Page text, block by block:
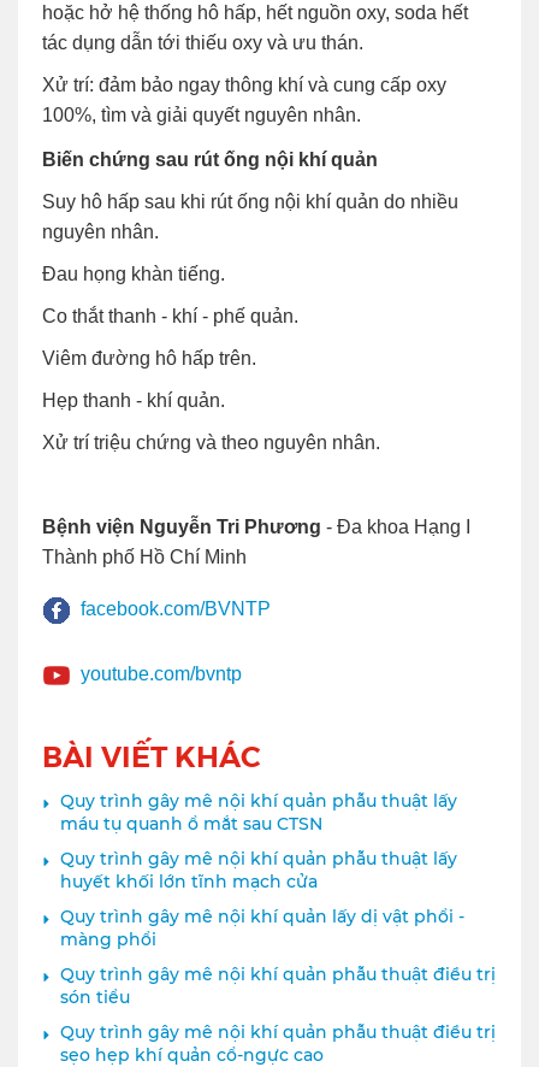
hoặc hở hệ thống hô hấp, hết nguồn oxy, soda hết
tác dụng dẫn tới thiếu oxy và ưu thán.
Xử trí: đảm bảo ngay thông khí và cung cấp oxy
100%, tìm và giải quyết nguyên nhân.
Biến chứng sau rút ống nội khí quản
Suy hô hấp sau khi rút ống nội khí quản do nhiều
nguyên nhân.
Đau họng khàn tiếng.
Co thắt thanh - khí - phế quản.
Viêm đường hô hấp trên.
Hẹp thanh - khí quản.
Xử trí triệu chứng và theo nguyên nhân.
Bệnh viện Nguyễn Tri Phương - Đa khoa Hạng I
Thành phố Hồ Chí Minh
facebook.com/BVNTP
youtube.com/bvntp
BÀI VIẾT KHÁC
Quy trình gây mê nội khí quản phẫu thuật lấy
máu tụ quanh ổ mắt sau CTSN
Quy trình gây mê nội khí quản phẫu thuật lấy
huyết khối lớn tĩnh mạch cửa
Quy trình gây mê nội khí quản lấy dị vật phổi -
màng phổi
Quy trình gây mê nội khí quản phẫu thuật điều trị
són tiểu
Quy trình gây mê nội khí quản phẫu thuật điều trị
sẹo hẹp khí quản cổ-ngực cao